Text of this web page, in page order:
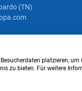
(TN)
Nr. IT00676670219
platzieren,
zu bieten. Für weitere